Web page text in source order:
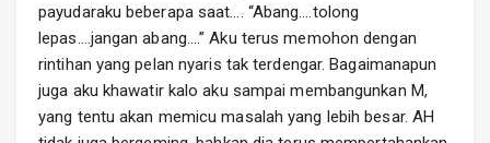
payudaraku beberapa saat…. “Abang….tolong
lepas….jangan abang….” Aku terus memohon dengan
rintihan yang pelan nyaris tak terdengar. Bagaimanapun
juga aku khawatir kalo aku sampai membangunkan M,
yang tentu akan memicu masalah yang lebih besar. AH